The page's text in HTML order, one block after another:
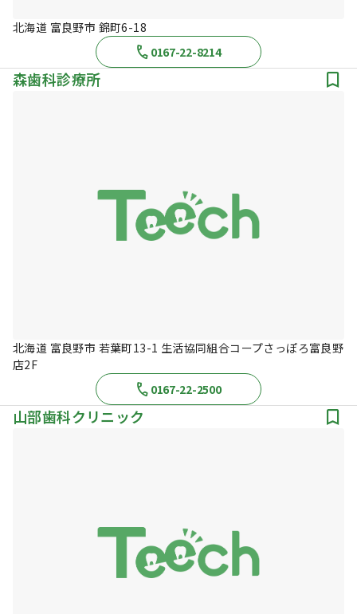
北海道 富良野市 錦町6-18
0167-22-8214
森歯科診療所
北海道 富良野市 若葉町13-1 生活協同組合コープさっぽろ富良野
店2F
0167-22-2500
山部歯科クリニック